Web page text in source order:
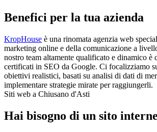
Benefici per la tua azienda
KropHouse è una rinomata agenzia web
marketing online e della comunicazione a
nostro team altamente qualificato e dinamico è
certificati in SEO da Google. Ci focalizziamo
obiettivi realistici, basati su analisi di dati di
implementare strategie mirate per raggiungerli.
Siti web a Chiusano d'Asti
Hai bisogno di un sito